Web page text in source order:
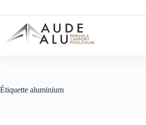
Étiquette aluminium